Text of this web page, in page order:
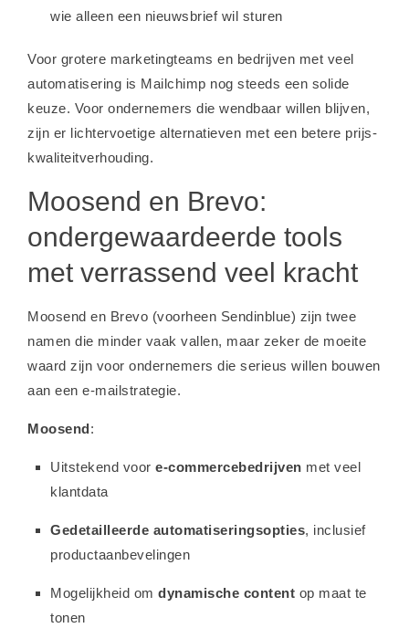
wie alleen een nieuwsbrief wil sturen
Voor grotere marketingteams en bedrijven met veel
automatisering is Mailchimp nog steeds een solide
keuze. Voor ondernemers die wendbaar willen blijven,
zijn er lichtervoetige alternatieven met een betere prijs-
kwaliteitverhouding.
Moosend en Brevo:
ondergewaardeerde tools
met verrassend veel kracht
Moosend en Brevo (voorheen Sendinblue) zijn twee
namen die minder vaak vallen, maar zeker de moeite
waard zijn voor ondernemers die serieus willen bouwen
aan een e-mailstrategie.
Moosend:
Uitstekend voor e-commercebedrijven met veel
klantdata
Gedetailleerde automatiseringsopties, inclusief
productaanbevelingen
Mogelijkheid om dynamische content op maat te
tonen